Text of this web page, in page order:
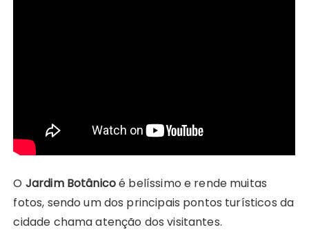
O Jardim Botânicoé belíssimo e rende muitas
fotos, sendo um dos principais pontos turísticos da
cidade chama atenção dos visitantes.